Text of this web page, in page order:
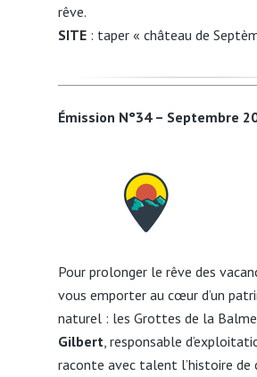
rêve.
SITE : taper « château de
Émission N°34 – Septembre
Pour prolonger le rêve des
vous emporter au cœur d’un
naturel : les Grottes de la
Gilbert , responsable
raconte avec talent l’histoire